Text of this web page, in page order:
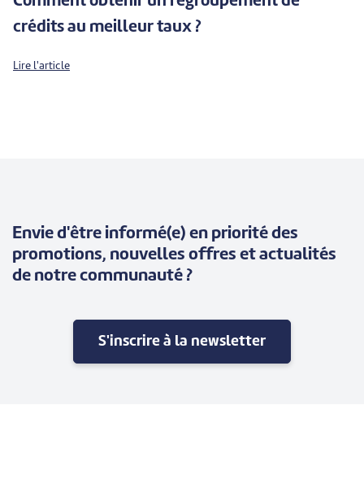
crédits au meilleur taux ?
Lire l'article
Envie d'être informé(e) en priorité des
promotions, nouvelles offres et actualités
de notre communauté ?
S'inscrire à la newsletter